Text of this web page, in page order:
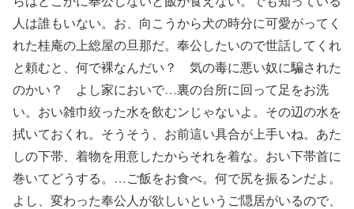
人は誰もいない。お、向こうから犬の時分に可愛がってく
れた桂庵の上総屋の旦那だ。奉公したいので世話してくれ
と頼むと、何で裸なんだい？ 気の毒に悪い奴に騙された
のかい？ よし家においで…裏の台所に回って足をお洗
い。おい雑巾絞った水を飲むンじゃないよ。その辺の水を
拭いておくれ。そうそう、お前這い具合が上手いね。あた
しの下帯、着物を用意したからそれを着な。おい下帯首に
巻いてどうする。…ご飯をお食べ。何で尻を振るンだよ。
よし、変わった奉公人が欲しいというご隠居がいるので、